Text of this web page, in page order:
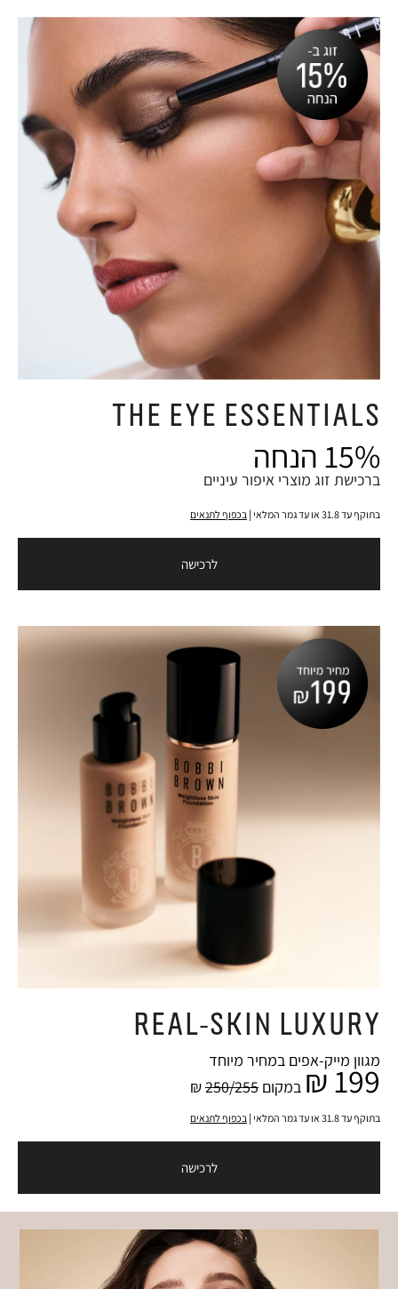
THE EYE ESSENTIALS
15% הנחה
ברכישת זוג מוצרי איפור עיניים
בתוקף עד 31.8 או עד גמר המלאי | בכפוף לתנאים
לרכישה
REAL-SKIN LUXURY
מגוון מייק-אפים במחיר מיוחד
199 ₪ במקום 250/255
₪
בתוקף עד 31.8 או עד גמר המלאי | בכפוף לתנאים
לרכישה